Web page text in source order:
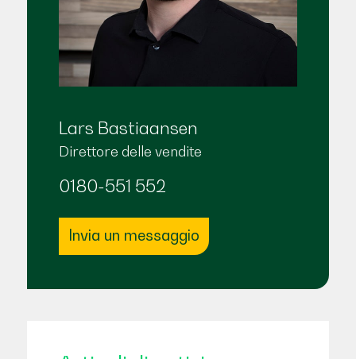
Lars Bastiaansen
Direttore delle vendite
0180-551 552
Invia un messaggio